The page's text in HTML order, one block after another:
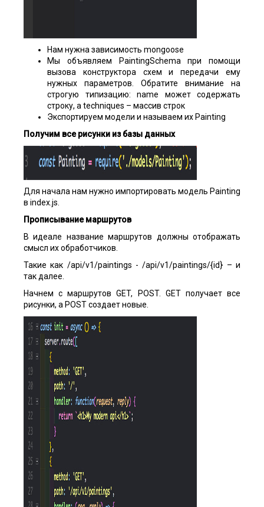
Нам нужна зависимость mongoose
Мы объявляем PaintingSchema при помощи
вызова конструктора схем и передачи ему
нужных параметров. Обратите внимание на
строгую типизацию: name может содержать
строку, а techniques – массив строк
Экспортируем модели и называем их Painting
Получим все рисунки из базы данных
Для начала нам нужно импортировать модель Painting
в index.js.
Прописывание маршрутов
В идеале название маршрутов должны отображать
смысл их обработчиков.
Такие как /api/v1/paintings - /api/v1/paintings/{id} – и
так далее.
Начнем с маршрутов GET, POST. GET получает все
рисунки, а POST создает новые.